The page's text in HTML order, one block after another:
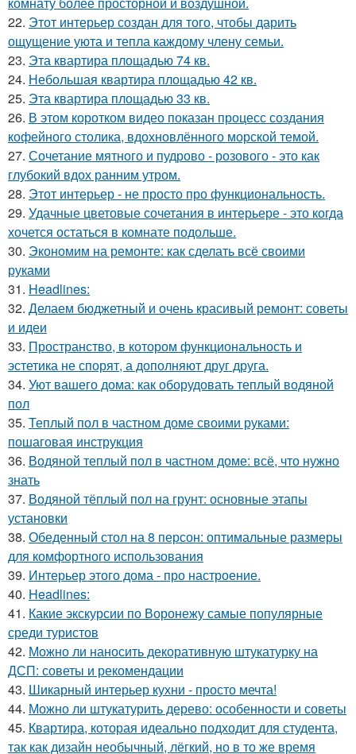
22. Этот интерьер создан для того, чтобы дарить
ощущение уюта и тепла каждому члену семьи.
23. Эта квартира площадью 74 кв.
24. Небольшая квартира площадью 42 кв.
25. Эта квартира площадью 33 кв.
26. В этом коротком видео показан процесс создания
кофейного столика, вдохновлённого морской темой.
27. Сочетание мятного и пудрово - розового - это как
глубокий вдох ранним утром.
28. Этот интерьер - не просто про функциональность.
29. Удачные цветовые сочетания в интерьере - это когда
хочется остаться в комнате подольше.
30. Экономим на ремонте: как сделать всё своими
руками
31. Headlines:
32. Делаем бюджетный и очень красивый ремонт: советы
и идеи
33. Пространство, в котором функциональность и
эстетика не спорят, а дополняют друг друга.
34. Уют вашего дома: как оборудовать теплый водяной
пол
35. Теплый пол в частном доме своими руками:
пошаговая инструкция
36. Водяной теплый пол в частном доме: всё, что нужно
знать
37. Водяной тёплый пол на грунт: основные этапы
установки
38. Обеденный стол на 8 персон: оптимальные размеры
для комфортного использования
39. Интерьер этого дома - про настроение.
40. Headlines:
41. Какие экскурсии по Воронежу самые популярные
среди туристов
42. Можно ли наносить декоративную штукатурку на
ДСП: советы и рекомендации
43. Шикарный интерьер кухни - просто мечта!
44. Можно ли штукатурить дерево: особенности и советы
45. Квартира, которая идеально подходит для студента,
так как дизайн необычный, лёгкий, но в то же время